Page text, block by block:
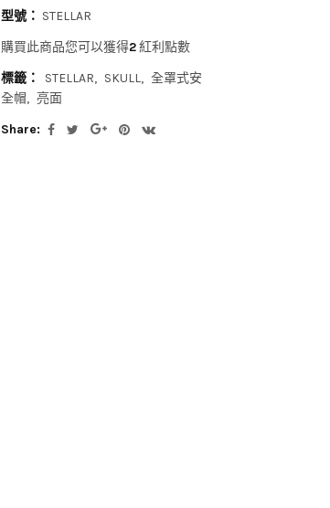
型號： STELLAR
購買此商品您可以獲得2紅利點數
標籤：
STELLAR SKULL
全罩式安
全帽
亮面
Share: